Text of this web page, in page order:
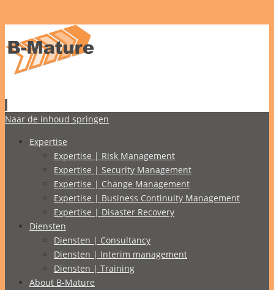
Naar de inhoud springen
Expertise
Expertise | Risk Management
Expertise | Security Management
Expertise | Change Management
Expertise | Business Continuity Management
Expertise | Disaster Recovery
Diensten
Diensten | Consultancy
Diensten | Interim management
Diensten | Training
About B-Mature